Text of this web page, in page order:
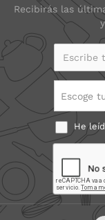
Recibirás las
Escoge tu
He